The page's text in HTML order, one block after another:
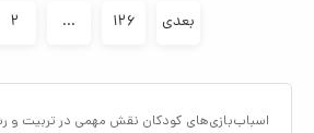
۲ ... ۱۲۶ بعدی
اسباب‌بازی‌های کودکان نقش مهمی در تربیت و